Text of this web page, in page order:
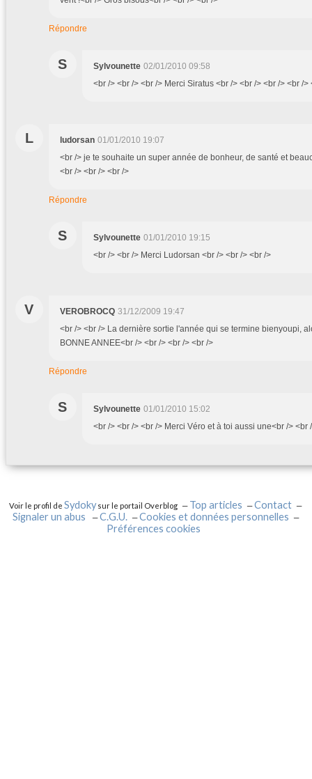
Répondre
S Sylvounette 02/01/2010 09:58
<br /> <br /> <br /> Merci Siratus <br /> <br /> <br /> <br />
L ludorsan 01/01/2010 19:07
<br /> je te souhaite un super année de bonheur, de santé et
<br /> <br /> <br />
Répondre
S Sylvounette 01/01/2010 19:15
<br /> <br /> Merci Ludorsan <br /> <br /> <br />
V VEROBROCQ 31/12/2009 19:47
<br /> <br /> La dernière sortie l'année qui se termine bienyoupi,
BONNE ANNEE<br /> <br /> <br /> <br />
Répondre
S Sylvounette 01/01/2010 15:02
<br /> <br /> <br /> Merci Véro et à toi aussi une<br /> <br
Voir le profil deSydokysur le portail Overblog Top articles
Contact
Signaler un abus
C.G.U.
Cookies et données personnelles
Préférences cookies